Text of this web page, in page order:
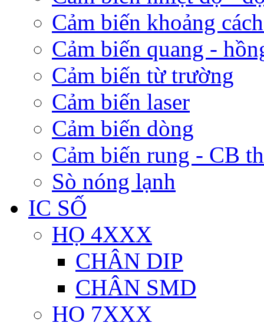
Cảm biến khoảng
Cảm biến quang -
Cảm biến từ trường
Cảm biến laser
Cảm biến dòng
Cảm biến rung - CB
Sò nóng lạnh
IC SỐ
HỌ 4XXX
CHÂN DIP
CHÂN SMD
HỌ 7XXX